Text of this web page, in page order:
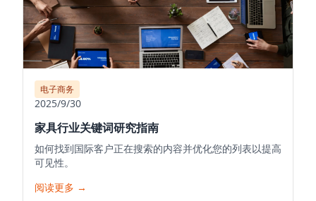
电子商务
2025/9/30
家具行业关键词研究指南
如何找到国际客户正在搜索的内容并优化您的列表以提高
可见性。
阅读更多 →